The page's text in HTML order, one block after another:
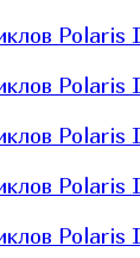
Polaris
Polaris
Polaris
Polaris
Polaris